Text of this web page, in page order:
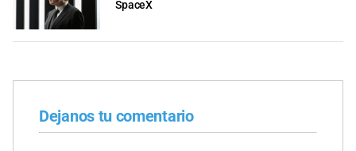
SpaceX
Dejanos tu comentario